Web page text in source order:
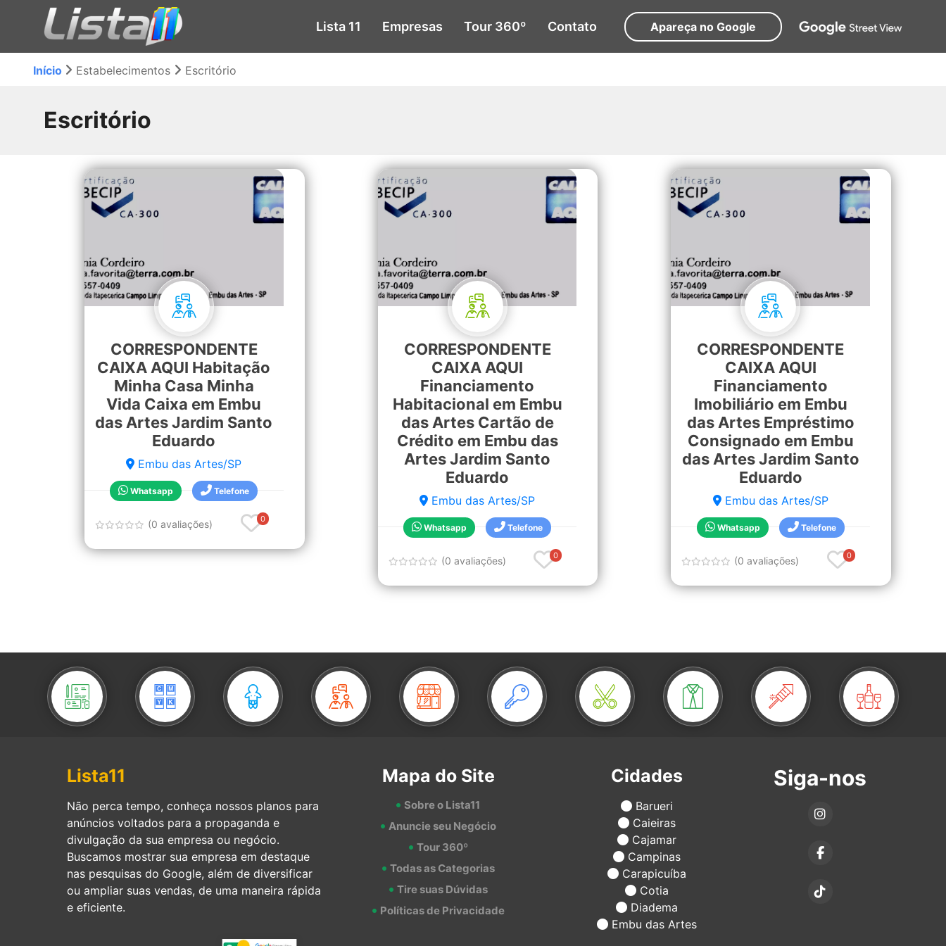
Lista 11 Empresas Tour 360º Contato Apareça no Google
Início Estabelecimentos Escritório
Escritório
CORRESPONDENTE
CAIXA AQUI Habitação
Minha Casa Minha
Vida Caixa em Embu
das Artes Jardim Santo
Eduardo
Embu das Artes/SP
Whatsapp Telefone
(0 avaliações) 0
CORRESPONDENTE
CAIXA AQUI
Financiamento
Habitacional em Embu
das Artes Cartão de
Crédito em Embu das
Artes Jardim Santo
Eduardo
Embu das Artes/SP
Whatsapp Telefone
(0 avaliações) 0
CORRESPONDENTE
CAIXA AQUI
Financiamento
Imobiliário em Embu
das Artes Empréstimo
Consignado em Embu
das Artes Jardim Santo
Eduardo
Embu das Artes/SP
Whatsapp Telefone
(0 avaliações) 0
Lista11
Não perca tempo, conheça nossos planos para
anúncios voltados para a propaganda e
divulgação da sua empresa ou negócio.
Buscamos mostrar sua empresa em destaque
nas pesquisas do Google, além de diversificar
ou ampliar suas vendas, de uma maneira rápida
e eficiente.
Mapa do Site
Sobre o Lista11
Anuncie seu Negócio
Tour 360º
Todas as Categorias
Tire suas Dúvidas
Políticas de Privacidade
Cidades
Barueri
Caieiras
Cajamar
Campinas
Carapicuíba
Cotia
Diadema
Embu das Artes
Siga-nos